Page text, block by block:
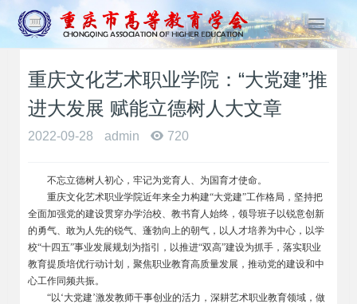
T
o
g
g
a
t
i
o
n
重庆文化艺术职业学院：“大党建”推
进大发展 赋能立德树人大文章
2022-09-28 admin 720
不忘立德树人初心，牢记为党育人、为国育才使命。
重庆文化艺术职业学院近年来全力构建“大党建”工作格局，坚持把
全面加强党的建设贯穿办学治校、教书育人始终，领导班子以锐意创新
的勇气、敢为人先的锐气、蓬勃向上的朝气，以人才培养为中心，以学
校“十四五”事业发展规划为指引，以推进“双高”建设为抓手，落实职业
教育提质培优行动计划，聚焦职业教育高质量发展，推动党的建设和中
心工作同频共振。
“以‘大党建’激发教师干事创业的活力，深耕艺术职业教育领域，做